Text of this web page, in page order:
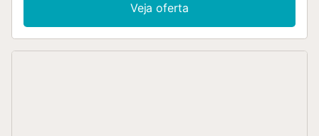
Veja oferta